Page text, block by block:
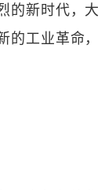
的新时代，大
的工业革命，